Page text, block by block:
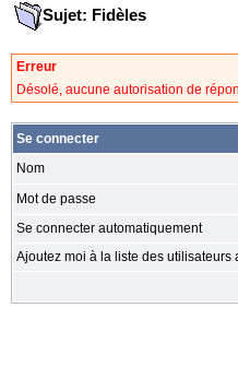
Sujet: Fidèles
Erreur
Désolé, aucune autorisation de
Se connecter
Nom
Mot de passe
Se connecter automatiquement
Ajoutez moi à la liste des utilisateurs